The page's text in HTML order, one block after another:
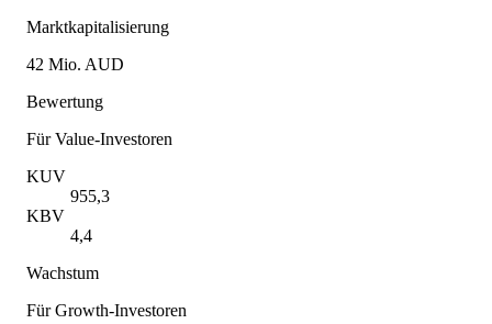
Marktkapitalisierung
42 Mio. AUD
Bewertung
Für Value-Investoren
KUV
955,3
KBV
4,4
Wachstum
Für Growth-Investoren